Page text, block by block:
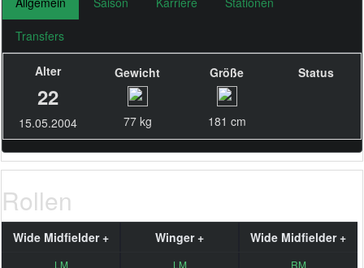
Transfers
Alter
22
15.05.2004
Gewicht
77 kg
Größe
181 cm
Status
Rollen
Wide Midfielder +
LM
Winger +
LM
Wide Midfielder +
RM